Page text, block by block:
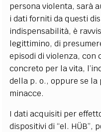
persona violenta, sarà
i dati forniti da questi
indispensabilità, è
legittimino, di
episodi di violenza, con
concreto per la vita,
della p. o., oppure se la
minacce.
I dati acquisiti per
dispositivi di “el. HÜB”,